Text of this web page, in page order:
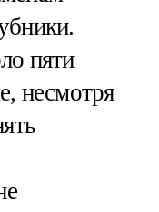
пяти
несмотря